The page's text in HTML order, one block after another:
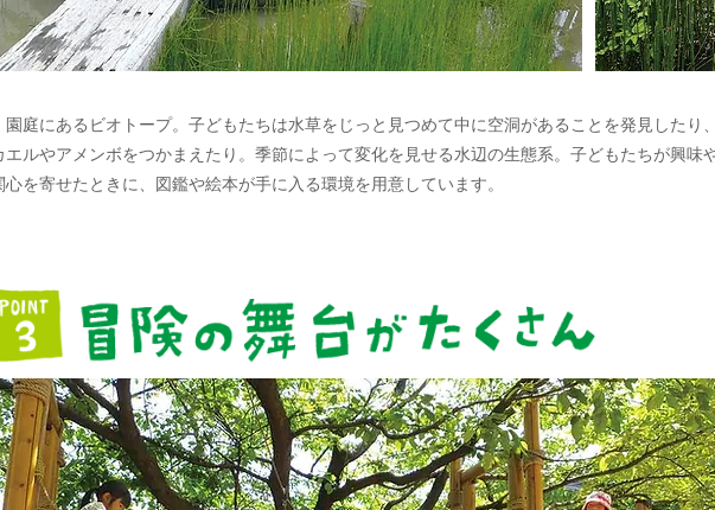
園庭にあるビオトープ。子どもたちは水草をじっと見つめて中に空洞があることを発見したり
エルやアメンボをつかまえたり。季節によって変化を見せる水辺の生態系。子どもたちが興味
心を寄せたときに、図鑑や絵本が手に入る環境を用意しています。